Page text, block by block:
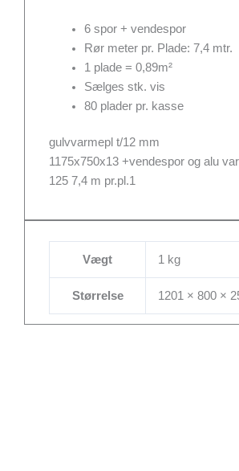
6 spor + vendespor
Rør meter pr. Plade: 7,4 mtr.
1 plade = 0,89m²
Sælges stk. vis
80 plader pr. kasse
gulvvarmepl t/12 mm
1175x750x13 +vendespor og alu
125 7,4 m pr.pl.1
Vægt 1 kg
Størrelse 1201 × 800 ×